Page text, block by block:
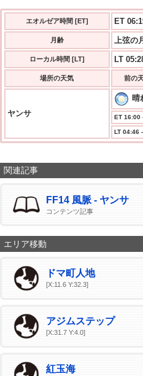
エオルゼア時間 [ET] ET
月齢 上弦の
ローカル時間 [LT] LT
場所の天気 前の
ヤンサ
晴
ET 16:00
LT 04:46 -
関連記事
FF14 風脈 - ヤンサ
コンテンツ記事
エリア移動
ドマ町人地
[X:11.6 Y:32.3]
アジムステップ
[X:31.7 Y:4.0]
紅玉海